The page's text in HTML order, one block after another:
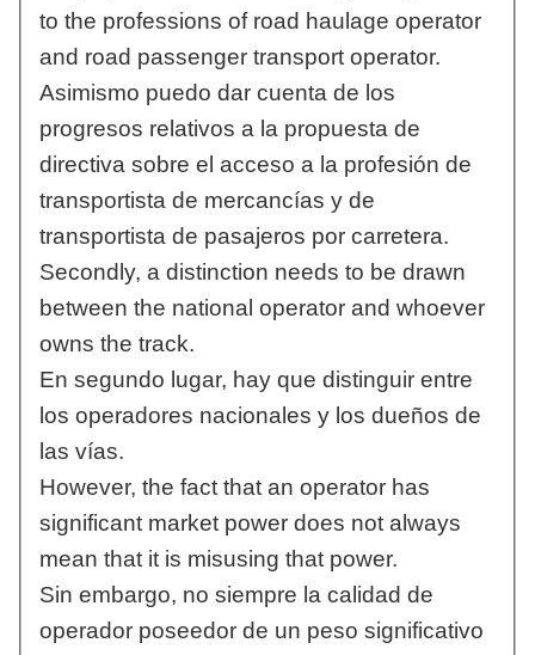
to the professions of road haulage operator
and road passenger transport operator.
Asimismo puedo dar cuenta de los
progresos relativos a la propuesta de
directiva sobre el acceso a la profesión de
transportista de mercancías y de
transportista de pasajeros por carretera.
Secondly, a distinction needs to be drawn
between the national operator and whoever
owns the track.
En segundo lugar, hay que distinguir entre
los operadores nacionales y los dueños de
las vías.
However, the fact that an operator has
significant market power does not always
mean that it is misusing that power.
Sin embargo, no siempre la calidad de
operador poseedor de un peso significativo